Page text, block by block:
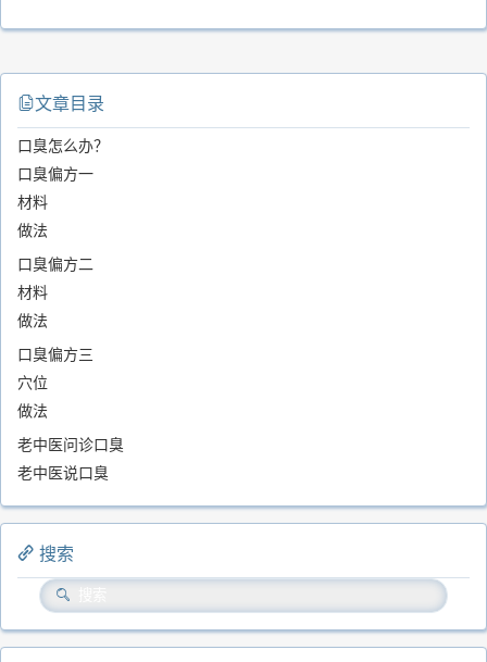
文章目录
口臭怎么办？
口臭偏方一
材料
做法
口臭偏方二
材料
做法
口臭偏方三
穴位
做法
老中医问诊口臭
老中医说口臭
搜索